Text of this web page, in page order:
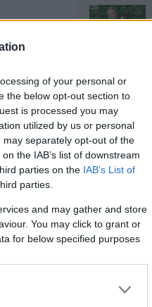
of your personal or
the below opt-out section to
is processed you may
utilized by us or personal
separately opt-out of the
the IAB’s list of downstream
parties on the IAB’s List of
parties.
and may gather and store
You may click to grant or
for below specified purposes
για